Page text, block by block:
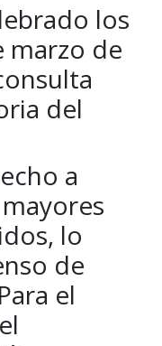
los
marzo de
del
a
lo
de
el